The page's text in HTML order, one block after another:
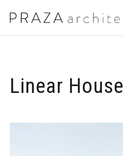
Linear House